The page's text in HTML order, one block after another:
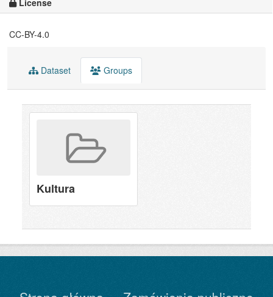
License
CC-BY-4.0
Dataset Groups
Kultura